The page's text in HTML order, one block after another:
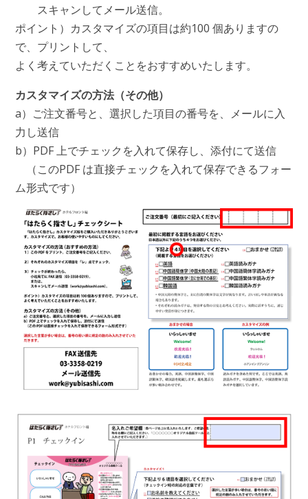
スキャンしてメール送信。
ポイント）カスタマイズの項目は約100 個ありますの
で、プリントして、
よく考えていただくことをおすすめいたします。
カスタマイズの方法（その他）
a）ご注文番号と、選択した項目の番号を、メールに入
力し送信
b）PDF 上でチェックを入れて保存し、添付にて送信
（このPDF は直接チェックを入れて保存できるフォー
ム形式です）